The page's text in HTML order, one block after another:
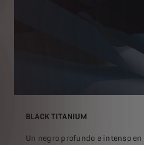
BLACK TITANIUM
Un negro profundo e intenso